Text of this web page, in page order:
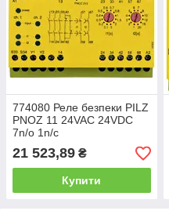
774080 Реле безпеки PILZ
PNOZ 11 24VAC 24VDC
7n/o 1n/c
21 523,89 ₴
Купити